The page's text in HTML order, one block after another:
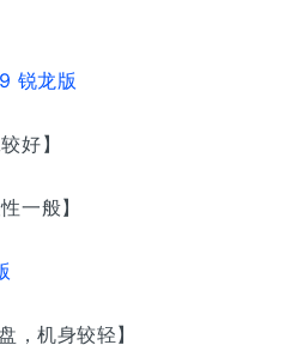
锐龙版
好】
一般】
，机身较轻】